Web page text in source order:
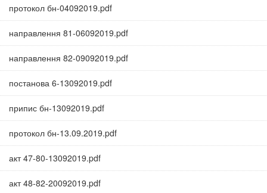
протокол бн-04092019.pdf
направлення 81-06092019.pdf
направлення 82-09092019.pdf
постанова 6-13092019.pdf
припис бн-13092019.pdf
протокол бн-13.09.2019.pdf
акт 47-80-13092019.pdf
акт 48-82-20092019.pdf